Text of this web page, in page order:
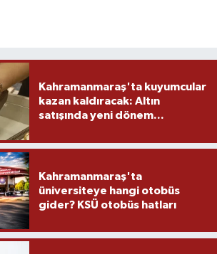
Kahramanmaraş'ta kuyumcular
kazan kaldıracak: Altın
satışında yeni dönem...
Kahramanmaraş'ta
üniversiteye hangi otobüs
gider? KSÜ otobüs hatları